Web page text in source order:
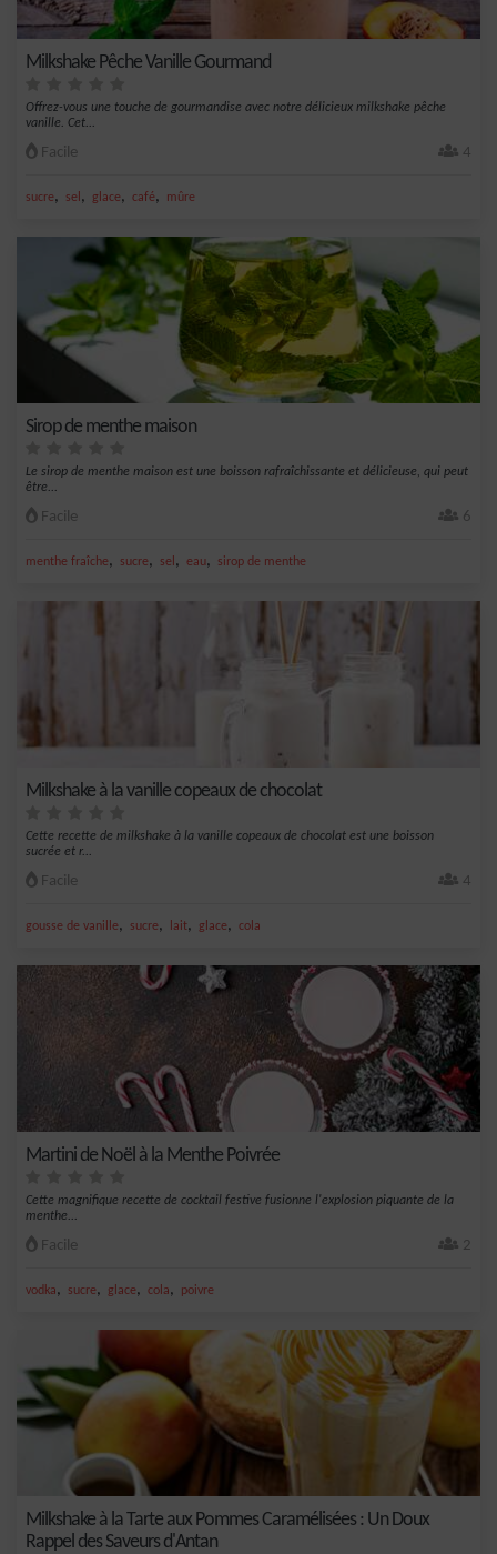
Milkshake Pêche Vanille Gourmand
Offrez-vous une touche de gourmandise avec notre délicieux milkshake pêche
vanille. Cet...
Facile 4
sucre, sel , glace, café, mûre
Sirop de menthe maison
Le sirop de menthe maison est une boisson rafraîchissante et délicieuse, qui peut
être...
Facile 6
menthe fraîche, sucre, sel , eau, sirop de menthe
Milkshake à la vanille copeaux de chocolat
Cette recette de milkshake à la vanille copeaux de chocolat est une boisson
sucrée et r...
Facile 4
gousse de vanille, sucre, lait, glace, cola
Martini de Noël à la Menthe Poivrée
Cette magnifique recette de cocktail festive fusionne l'explosion piquante de la
menthe...
Facile 2
vodka, sucre, glace, cola, poivre
Milkshake à la Tarte aux Pommes Caramélisées : Un Doux
Rappel des Saveurs d'Antan